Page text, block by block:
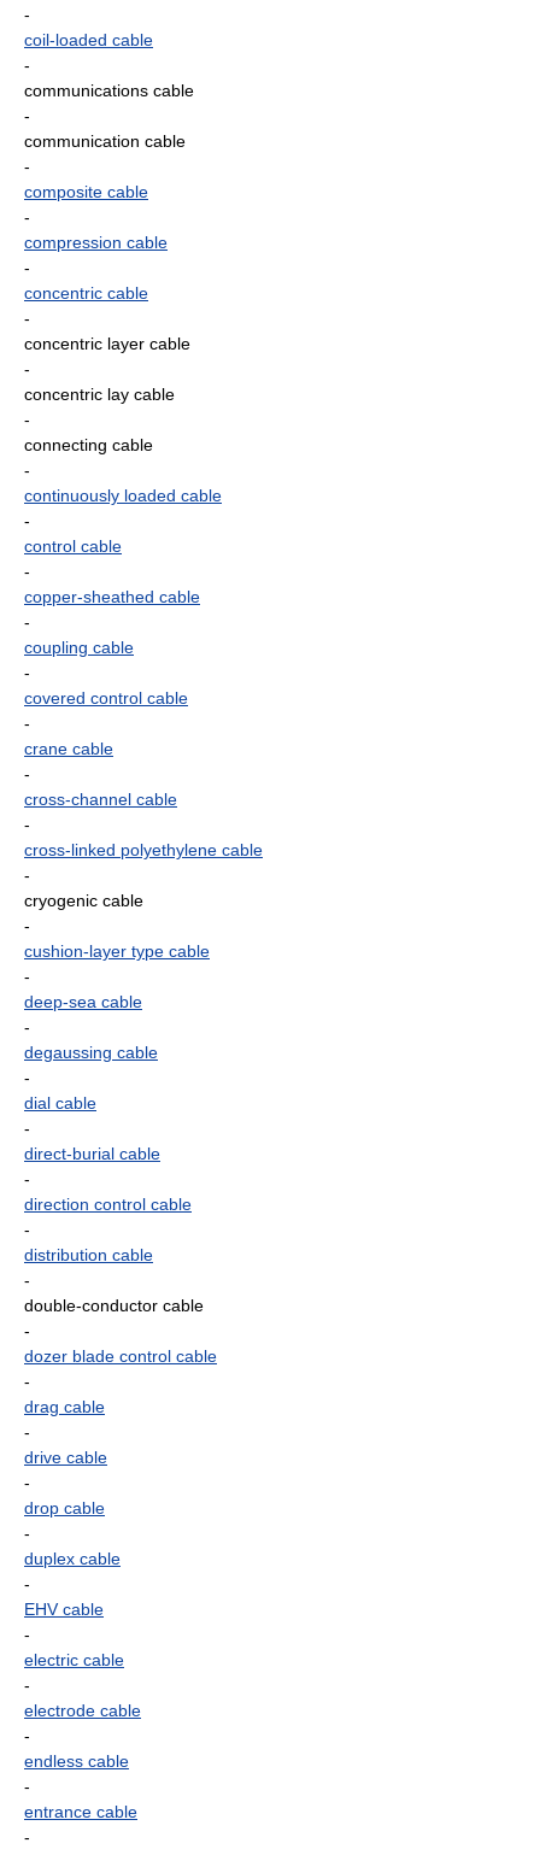
-
coil-loaded cable
-
communications cable
-
communication cable
-
composite cable
-
compression cable
-
concentric cable
-
concentric layer cable
-
concentric lay cable
-
connecting cable
-
continuously loaded cable
-
control cable
-
copper-sheathed cable
-
coupling cable
-
covered control cable
-
crane cable
-
cross-channel cable
-
cross-linked polyethylene cable
-
cryogenic cable
-
cushion-layer type cable
-
deep-sea cable
-
degaussing cable
-
dial cable
-
direct-burial cable
-
direction control cable
-
distribution cable
-
double-conductor cable
-
dozer blade control cable
-
drag cable
-
drive cable
-
drop cable
-
duplex cable
-
EHV cable
-
electric cable
-
electrode cable
-
endless cable
-
entrance cable
-